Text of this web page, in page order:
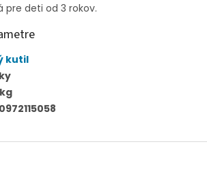
pre deti od 3 rokov.
kutil